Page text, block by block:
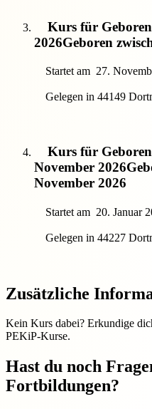
Kurs für
2026Geboren
Startet am 27.
Gelegen in 44149
Kurs für
November 2026
November 2026
Startet am 20. Januar
Gelegen in 44227
Zusätzliche
Kein Kurs dabei? Erkundige
PEKiP-Kurse.
Hast du noch
Fortbildungen?